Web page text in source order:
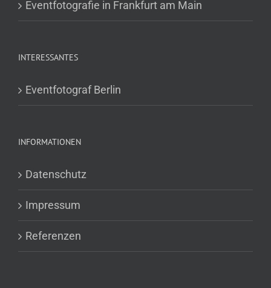
Eventfotografie in Frankfurt am Main
INTERESSANTES
Eventfotograf Berlin
INFORMATIONEN
Datenschutz
Impressum
Referenzen